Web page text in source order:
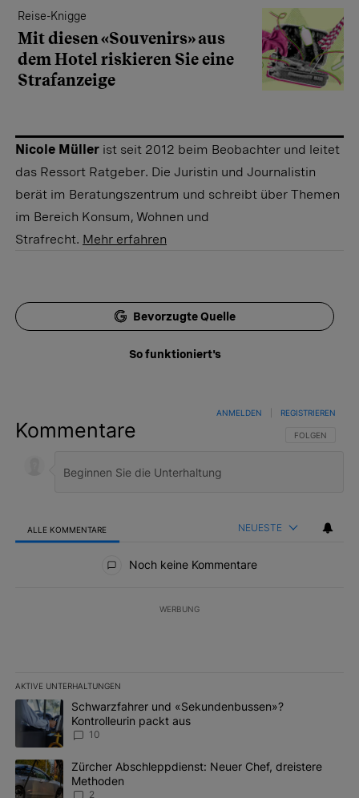
Reise-Knigge
Mit diesen «Souvenirs» aus
dem Hotel riskieren Sie eine
Straf­anzeige
Nicole Müller ist seit 2012 beim Beobachter und leitet
das Ressort Ratgeber. Die Juristin und Journalistin
berät im Beratungszentrum und schreibt über Themen
im Bereich Konsum, Wohnen und
Strafrecht. Mehr erfahren
Bevorzugte Quelle
So funktioniert's
Kommentare FOLGE DIESER
FOLGEN
ANMELDEN REGISTRIEREN
ALLE KOMMENTARE NEUESTE
Noch keine Kommentare
WERBUNG
AKTIVE UNTERHALTUNGEN
Das Folgende ist eine Liste der am meisten kommentierten
Ein Trendartikel mit dem Titel "Schwarzfahrer und
Schwarzfahrer und «Sekundenbussen»?
Kontrolleurin packt aus
10
Ein Trendartikel mit dem Titel "Zürcher Abschleppdienst: Neuer
Zürcher Abschleppdienst: Neuer Chef, dreistere
Methoden
2